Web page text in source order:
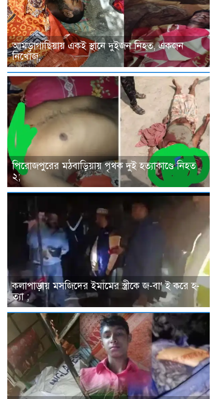
আমড়াগাছিয়ায় একই স্থানে দুইজন নিহত, একজন
নিখোঁজ;
পিরোজপুরের মঠবাড়িয়ায় পৃথক দুই হত্যাকাণ্ডে নিহত
২;
কলাপাড়ায় মসজিদের ইমামের স্ত্রীকে জ-বা’ ই করে হ-
ত্যা ;